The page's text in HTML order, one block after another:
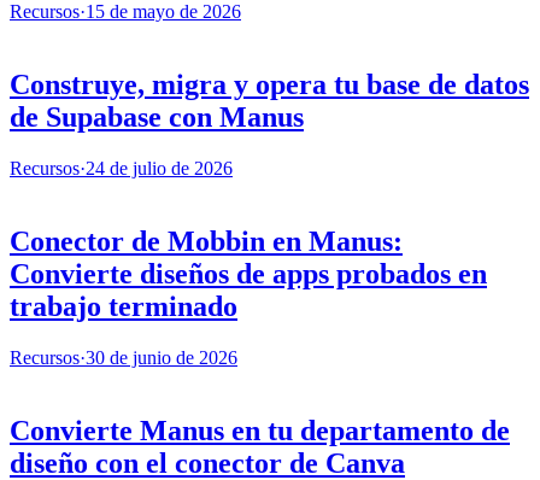
Recursos·15 de mayo de 2026
Construye, migra y opera tu base de datos
de Supabase con Manus
Recursos·24 de julio de 2026
Conector de Mobbin en Manus:
Convierte diseños de apps probados en
trabajo terminado
Recursos·30 de junio de 2026
Convierte Manus en tu departamento de
diseño con el conector de Canva